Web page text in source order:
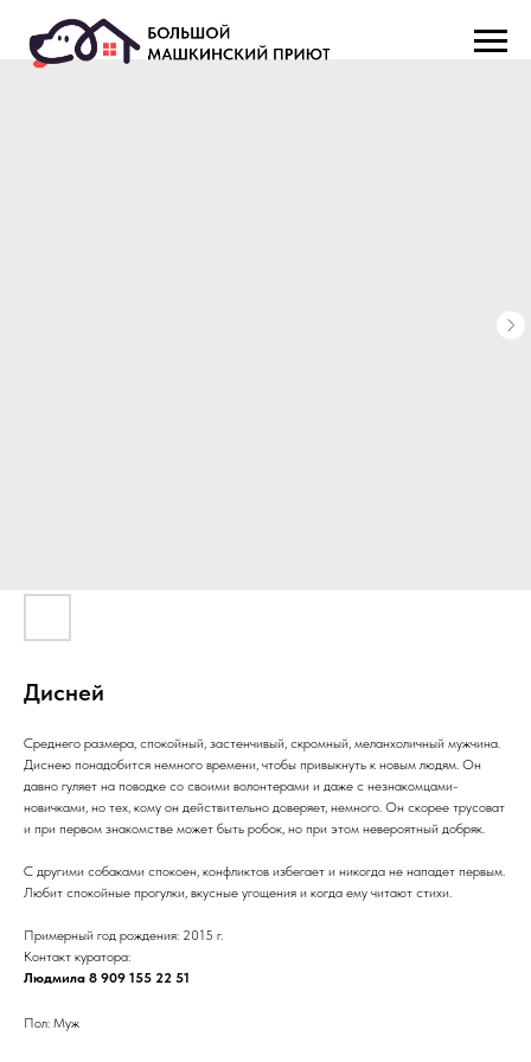
Дисней
Среднего размера, спокойный, застенчивый, скромный, меланхоличный мужчина.
Диснею понадобится немного времени, чтобы привыкнуть к новым людям. Он
давно гуляет на поводке со своими волонтерами и даже с незнакомцами-
новичками, но тех, кому он действительно доверяет, немного. Он скорее трусоват
и при первом знакомстве может быть робок, но при этом невероятный добряк.
С другими собаками спокоен, конфликтов избегает и никогда не нападет первым.
Любит спокойные прогулки, вкусные угощения и когда ему читают стихи.
Примерный год рождения: 2015 г.
Контакт куратора:
Людмила 8 909 155 22 51
Пол: Муж